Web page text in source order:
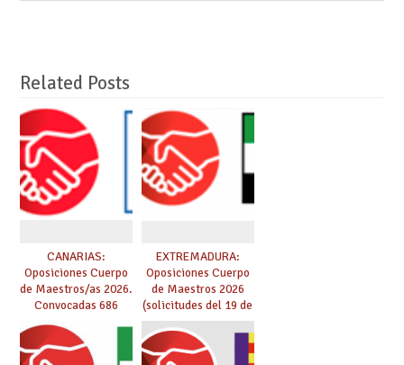
Related Posts
CANARIAS:
Oposiciones Cuerpo
de Maestros/as 2026.
Convocadas 686
plazas. Solicitudes
del 26 de marzo al 24
de abril.
EXTREMADURA:
Oposiciones Cuerpo
de Maestros 2026
(solicitudes del 19 de
marzo al 1 de abril)